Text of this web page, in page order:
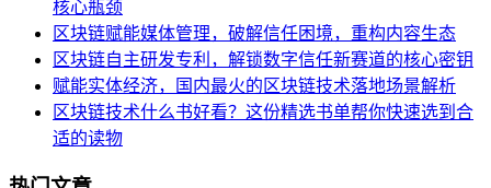
核心瓶颈
区块链赋能媒体管理，破解信任困境，重构内容生态
区块链自主研发专利，解锁数字信任新赛道的核心密钥
赋能实体经济，国内最火的区块链技术落地场景解析
区块链技术什么书好看？这份精选书单帮你快速选到合
适的读物